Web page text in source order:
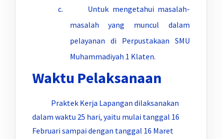
c. Untuk mengetahui masalah-
masalah yang muncul dalam
pelayanan di Perpustakaan SMU
Muhammadiyah 1 Klaten.
Waktu Pelaksanaan
Praktek Kerja Lapangan dilaksanakan
dalam waktu 25 hari, yaitu mulai tanggal 16
Februari sampai dengan tanggal 16 Maret